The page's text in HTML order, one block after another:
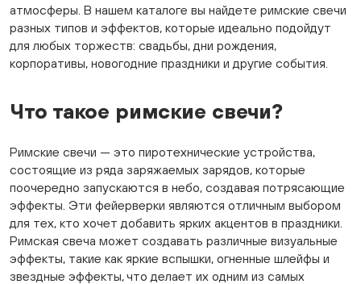
атмосферы. В нашем каталоге вы найдете римские свечи
разных типов и эффектов, которые идеально подойдут
для любых торжеств: свадьбы, дни рождения,
корпоративы, новогодние праздники и другие события.
Что такое римские свечи?
Римские свечи — это пиротехнические устройства,
состоящие из ряда заряжаемых зарядов, которые
поочередно запускаются в небо, создавая потрясающие
эффекты. Эти фейерверки являются отличным выбором
для тех, кто хочет добавить ярких акцентов в праздники.
Римская свеча может создавать различные визуальные
эффекты, такие как яркие вспышки, огненные шлейфы и
звездные эффекты, что делает их одним из самых